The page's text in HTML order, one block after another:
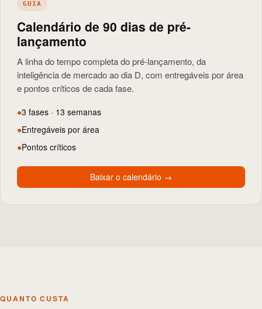
GUIA
Calendário de 90 dias de pré-
lançamento
A linha do tempo completa do pré-lançamento, da
inteligência de mercado ao dia D, com entregáveis por área
e pontos críticos de cada fase.
●3 fases · 13 semanas
●Entregáveis por área
●Pontos críticos
Baixar o calendário →
QUANTO CUSTA